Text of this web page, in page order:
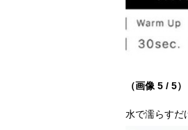
（画像 5 / 5）
水で濡らすだ